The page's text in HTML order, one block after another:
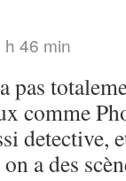
46 min
pas
comme
detective,
a des